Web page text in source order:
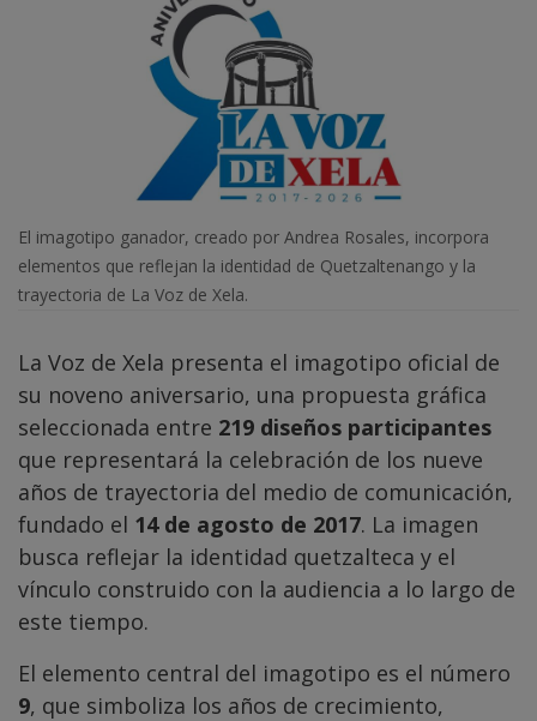
El imagotipo ganador, creado por Andrea Rosales, incorpora
elementos que reflejan la identidad de Quetzaltenango y la
trayectoria de La Voz de Xela.
La Voz de Xela presenta el imagotipo oficial de
su noveno aniversario, una propuesta gráfica
seleccionada entre 219 diseños participantes
que representará la celebración de los nueve
años de trayectoria del medio de comunicación,
fundado el 14 de agosto de 2017. La imagen
busca reflejar la identidad quetzalteca y el
vínculo construido con la audiencia a lo largo de
este tiempo.
El elemento central del imagotipo es el número
9, que simboliza los años de crecimiento,